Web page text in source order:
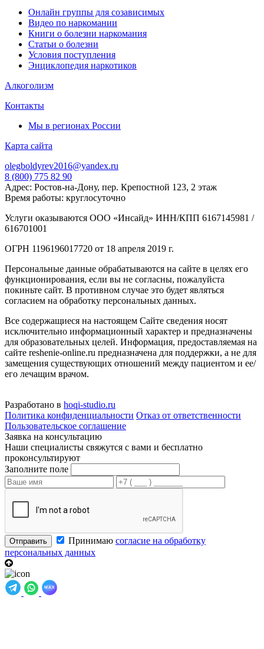
Онлайн группы для созависимых
Видео по наркомании
Книги о болезни наркомания
Статьи о болезни
Условия поступления
Энциклопедия наркотиков
Алкоголизм
Контакты
Мы в регионах России
Карта сайта
olegboldyrev2016@yandex.ru
8 (800) 775 82 90
Адрес: Ростов-на-Дону, пер. Крепостной 123, 2 этаж
Время работы: круглосуточно
Услуги оказываются ООО «Инсайд» ИНН/КПП 6167145981 /
616701001
ОГРН 1196196017720 от 18 апреля 2019 г.
Персональные данные обрабатываются на сайте в целях его
функционирования, если вы не согласны, пожалуйста
покиньте сайт. В противном случае это будет являться
согласием на обработку персональных данных.
Все содержащиеся на настоящем Сайте сведения носят
исключительно информационный характер и предназначены
для образовательных целей. Информация, предоставляемая на
сайте reshenie-online.ru предназначена для поддержки, а не для
замещения существующих отношений между пациентом и ее/
его лечащим врачом.
Разработано в hoqi-studio.ru
Политика конфиденциальности Отказ от ответственности
Пользовательское соглашение
Заявка на консультацию
Наши специалисты свяжутся с вами и бесплатно
проконсультируют
Заполните поле
Отправить Принимаю согласие на обработку
персональных данных
MAX